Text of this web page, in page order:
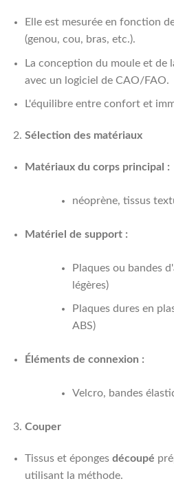
Elle est mesurée en fonction
(genou, cou, bras, etc.).
La conception du moule et de
avec un logiciel de CAO/FAO.
L'équilibre entre confort et
Sélection des matériaux
Matériaux du corps principal :
néoprène, tissus
Matériel de support :
Plaques ou bandes
légères)
Plaques dures en
ABS)
Éléments de connexion :
Velcro, bandes
Couper
Tissus et éponges découpé
utilisant la méthode.